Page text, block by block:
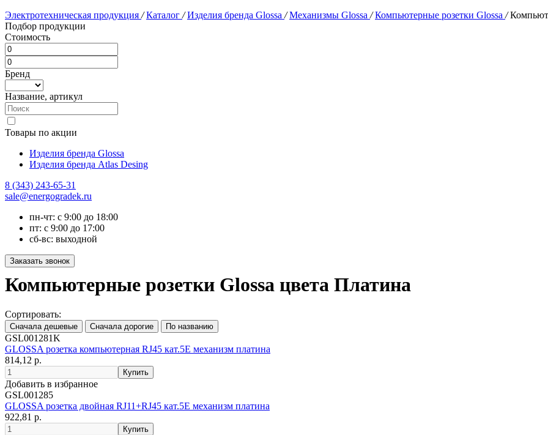
Электротехническая продукция / Каталог / Изделия бренда Glossa / Механизмы Glossa / Компьютерные розетки Glossa /
Подбор продукции
Стоимость
Бренд
Название, артикул
Товары по акции
Изделия бренда Glossa
Изделия бренда Atlas Desing
8 (343) 243-65-31
sale@energogradek.ru
пн-чт: с 9:00 до 18:00
пт: с 9:00 до 17:00
сб-вс: выходной
Компьютерные розетки Glossa цвета Платина
Сортировать:
GSL001281K
GLOSSA розетка компьютерная RJ45 кат.5E механизм платина
814,12 р.
Добавить в избранное
GSL001285
GLOSSA розетка двойная RJ11+RJ45 кат.5E механизм платина
922,81 р.